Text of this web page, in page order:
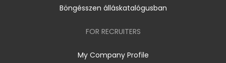
Böngésszen álláskatalógusban
FOR RECRUITERS
My Company Profile